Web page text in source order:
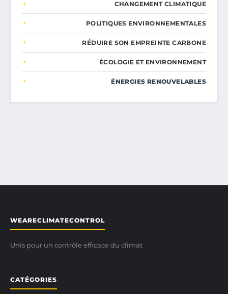
CHANGEMENT CLIMATIQUE
POLITIQUES ENVIRONNEMENTALES
RÉDUIRE SON EMPREINTE CARBONE
ÉCOLOGIE ET ENVIRONNEMENT
ÉNERGIES RENOUVELABLES
WEARECLIMATECONTROL
Unis pour un contrôle efficace du climat
CATÉGORIES